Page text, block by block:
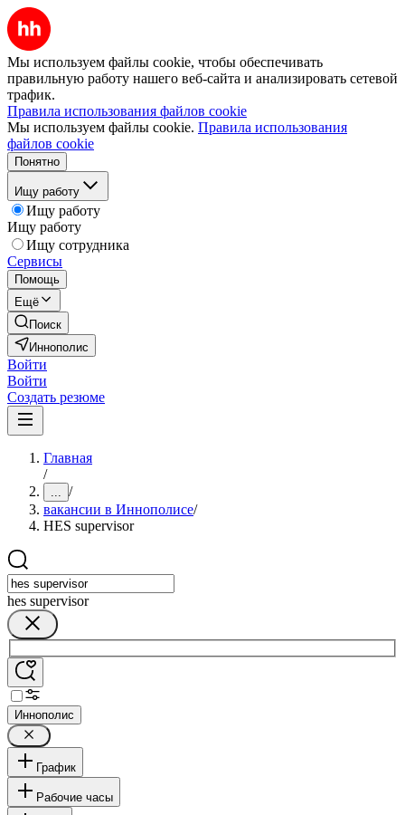
Мы используем файлы cookie, чтобы обеспечивать
правильную работу нашего веб-сайта и анализировать сетевой
трафик.
Правила использования файлов cookie
Мы используем файлы cookie. Правила использования
файлов cookie
Понятно
Ищу работу
Ищу работу
Ищу работу
Ищу сотрудника
Сервисы
Помощь
Ещё
Поиск
Иннополис
Войти
Войти
Создать резюме
Главная
/
... /
вакансии в Иннополисе/
HES supervisor
hes supervisor
Иннополис
График
Рабочие часы